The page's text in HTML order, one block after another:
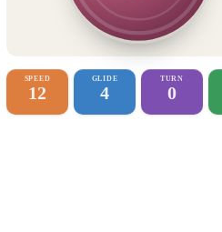
SPEED
12
GLIDE
4
TURN
0